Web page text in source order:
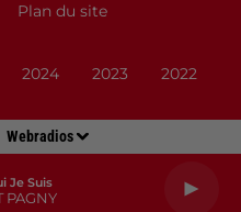
Webradios
Je Suis
PAGNY
Plan du site
2024 2023 2022